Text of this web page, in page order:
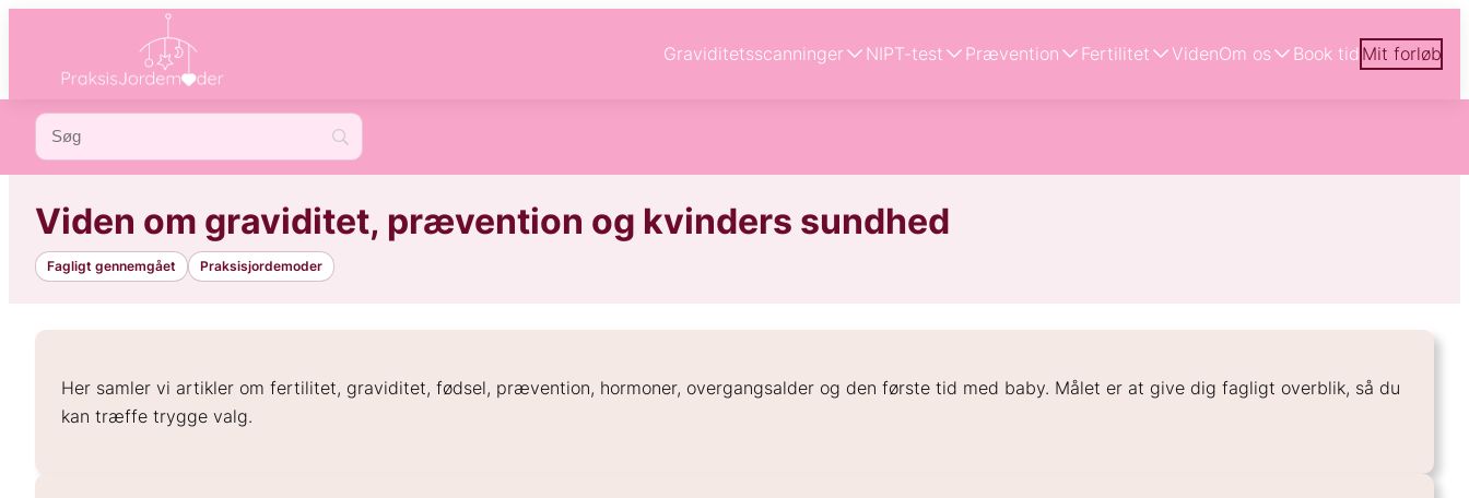
Graviditetsscanninger NIPT-test Prævention Fertilitet VidenOm os Book tid Mit forløb
Viden om graviditet, prævention og kvinders sundhed
Fagligt gennemgået Praksisjordemoder
Her samler vi artikler om fertilitet, graviditet, fødsel, prævention, hormoner, overgangsalder og den første tid med baby. Målet er at give dig fagligt overblik, så du
kan træffe trygge valg.